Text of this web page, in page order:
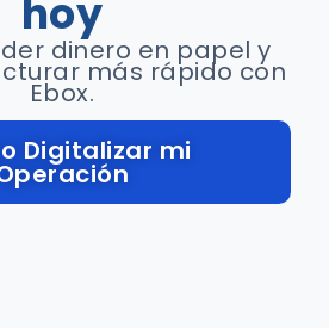
hoy
dinero en papel y
más rápido con
Ebox.
Digitalizar mi